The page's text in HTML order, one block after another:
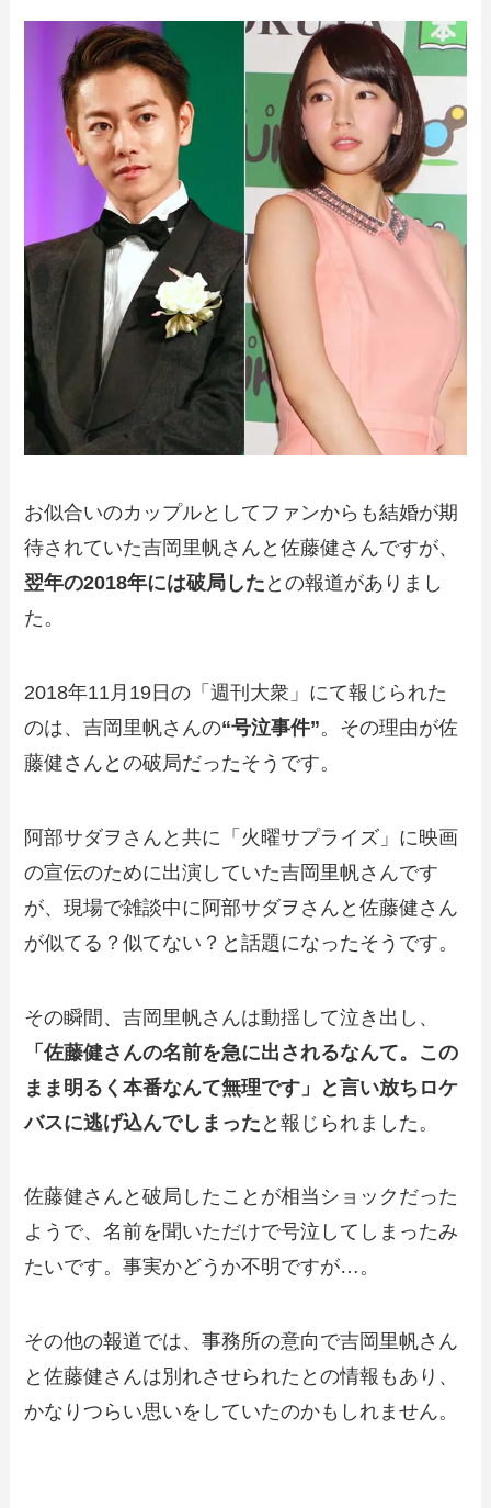
お似合いのカップルとしてファンからも結婚が期
待されていた吉岡里帆さんと佐藤健さんですが、
翌年の2018年には破局した との報道がありまし
た。
2018年11月19日の「週刊大衆」にて報じられた
のは、吉岡里帆さんの“号泣事件”。その理由が佐
藤健さんとの破局だったそうです。
阿部サダヲさんと共に「火曜サプライズ」に映画
の宣伝のために出演していた吉岡里帆さんです
が、現場で雑談中に阿部サダヲさんと佐藤健さん
が似てる？似てない？と話題になったそうです。
その瞬間、吉岡里帆さんは動揺して泣き出し、
「佐藤健さんの名前を急に出されるなんて。この
まま明るく本番なんて無理です」と言い放ちロケ
バスに逃げ込んでしまった と報じられました。
佐藤健さんと破局したことが相当ショックだった
ようで、名前を聞いただけで号泣してしまったみ
たいです。事実かどうか不明ですが…。
その他の報道では、事務所の意向で吉岡里帆さん
と佐藤健さんは別れさせられたとの情報もあり、
かなりつらい思いをしていたのかもしれません。